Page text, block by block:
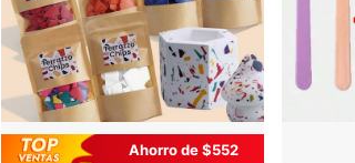
Ahorro de $552